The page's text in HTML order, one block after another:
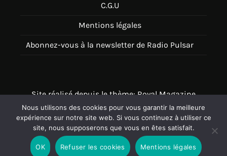
C.G.U
Mentions légales
Abonnez-vous à la newsletter de Radio Pulsar
Site réalisé depuis le thème: Royal Magazine
Thème disponible sur Wordpress
Nous utilisons des cookies pour vous garantir la meilleure
expérience sur notre site web. Si vous continuez à utiliser ce
site, nous supposerons que vous en êtes satisfait.
OK Refuser les cookies Mentions légales